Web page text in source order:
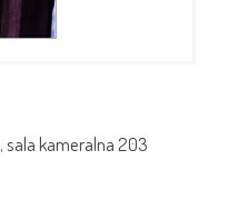
, sala kameralna 203